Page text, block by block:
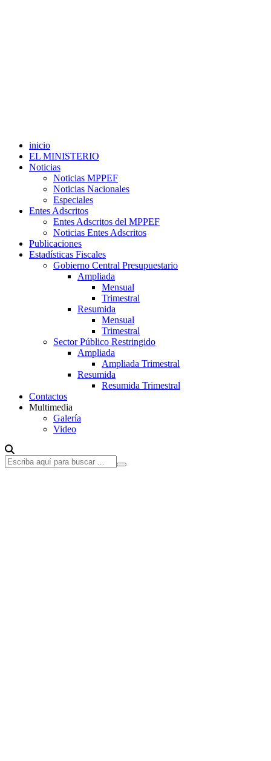
inicio
EL MINISTERIO
Noticias
Noticias MPPEF
Noticias Nacionales
Especiales
Entes Adscritos
Entes Adscritos del MPPEF
Noticias Entes Adscritos
Publicaciones
Estadísticas Fiscales
Gobierno Central Presupuestario
Ampliada
Mensual
Trimestral
Resumida
Mensual
Trimestral
Sector Público Restringido
Ampliada
Ampliada Trimestral
Resumida
Resumida Trimestral
Contactos
Multimedia
Galería
Video